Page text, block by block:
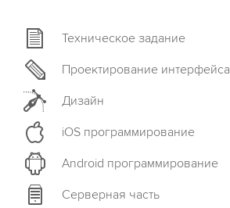
Техническое задание
Проектирование интерфейса
Дизайн
iOS программирование
Android программирование
Серверная часть